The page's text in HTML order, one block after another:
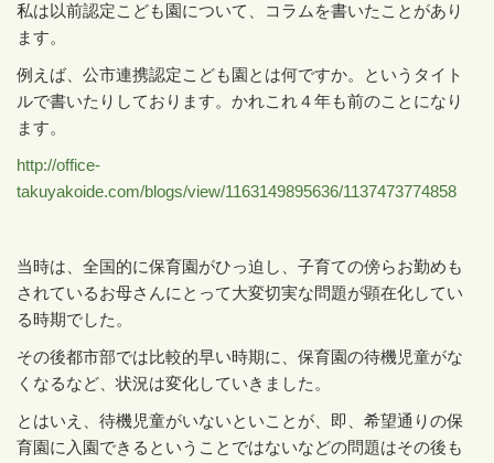
私は以前認定こども園について、コラムを書いたことがあり
ます。
例えば、公市連携認定こども園とは何ですか。というタイト
ルで書いたりしております。かれこれ４年も前のことになり
ます。
http://office-
takuyakoide.com/blogs/view/1163149895636/1137473774858
当時は、全国的に保育園がひっ迫し、子育ての傍らお勤めも
されているお母さんにとって大変切実な問題が顕在化してい
る時期でした。
その後都市部では比較的早い時期に、保育園の待機児童がな
くなるなど、状況は変化していきました。
とはいえ、待機児童がいないといことが、即、希望通りの保
育園に入園できるということではないなどの問題はその後も